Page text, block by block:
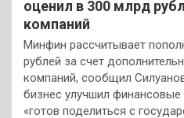
оценил в 300 млрд
компаний
Минфин рассчитывает
рублей за счет
компаний, сообщил
бизнес улучшил финансовые
«готов поделиться с